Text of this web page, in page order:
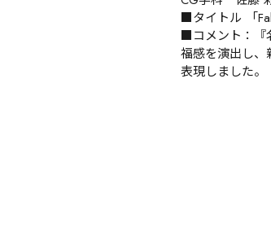
■タイトル 「
■コメント：『
福感を演出し、
表現しました。